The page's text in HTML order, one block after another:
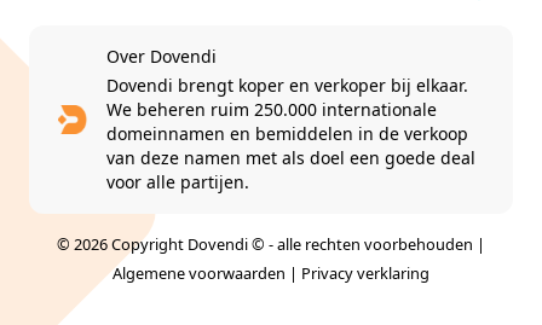
Over Dovendi
Dovendi brengt koper en verkoper bij elkaar.
We beheren ruim 250.000 internationale
domeinnamen en bemiddelen in de verkoop
van deze namen met als doel een goede deal
voor alle partijen.
© 2026 Copyright Dovendi © - alle rechten voorbehouden |
Algemene voorwaarden | Privacy verklaring